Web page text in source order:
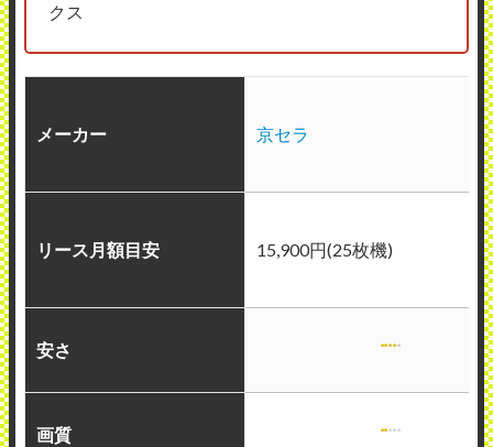
クス
メーカー 京セラ
リース月額目安 15,900円(25枚機)
安さ
画質